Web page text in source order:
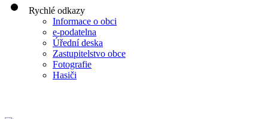
Rychlé odkazy
Informace o obci
e-podatelna
Úřední deska
Zastupitelstvo obce
Fotografie
Hasiči